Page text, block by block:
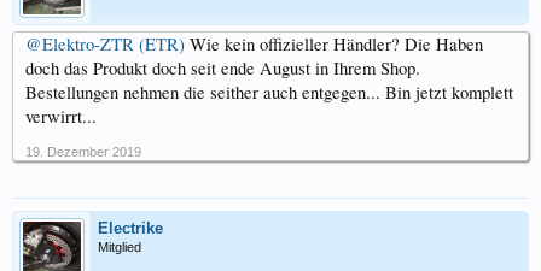
@Elektro-ZTR (ETR) Wie kein offizieller Händler? Die Haben
doch das Produkt doch seit ende August in Ihrem Shop.
Bestellungen nehmen die seither auch entgegen... Bin jetzt komplett
verwirrt...
19. Dezember 2019
Electrike
Mitglied